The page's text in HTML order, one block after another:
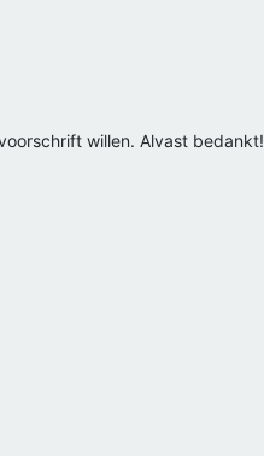
willen. Alvast bedankt!